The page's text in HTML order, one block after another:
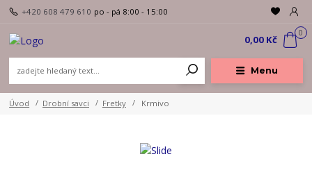
Menu
+420 608 479 610 po - pá 8:00 - 15:00
0
0,00 Kč
Úvod Drobní savci Fretky Krmivo